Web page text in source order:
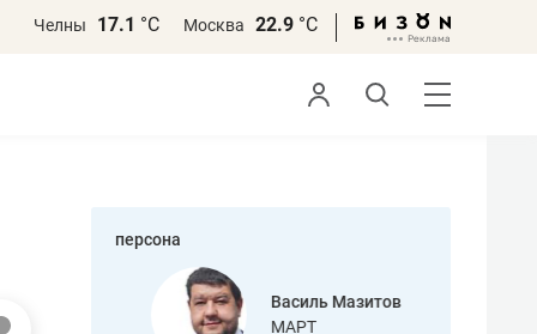
Челны 17.1 °С Москва 22.9 °С
персона
Василь Мазитов
МАРТ